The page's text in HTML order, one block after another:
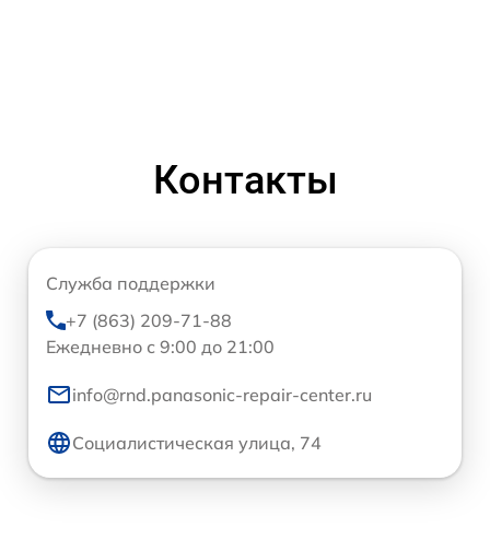
Контакты
Служба поддержки
+7 (863) 209-71-88
Ежедневно с 9:00 до 21:00
info@rnd.panasonic-repair-center.ru
Социалистическая улица, 74